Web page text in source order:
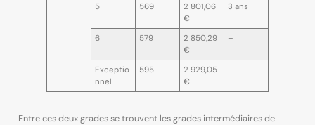
5 569
2 801,06
€
3 ans
6 579
2 850,29
€
–
Exceptio
nnel
595
2 929,05
€
–
Entre ces deux grades se trouvent les grades intermédiaires de